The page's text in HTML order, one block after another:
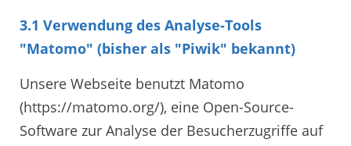
3.1 Verwendung des Analyse-Tools
"Matomo" (bisher als "Piwik" bekannt)
Unsere Webseite benutzt Matomo
(https://matomo.org/), eine Open-Source-
Software zur Analyse der Besucherzugriffe auf